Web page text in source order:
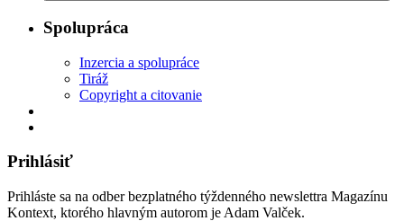
Spolupráca
Inzercia a spolupráce
Tiráž
Copyright a citovanie
Prihlásiť
Prihláste sa na odber bezplatného týždenného newslettra Magazínu
Kontext, ktorého hlavným autorom je Adam Valček.